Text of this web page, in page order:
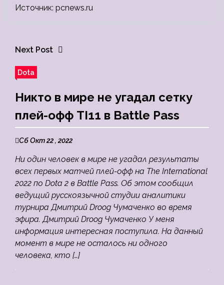
Источник: pcnews.ru
Next Post
Dota
Никто в мире не угадал сетку
плей-офф TI11 в Battle Pass
Сб Окт 22 , 2022
Ни один человек в мире не угадал результаты
всех первых матчей плей-офф на The International
2022 по Dota 2 в Battle Pass. Об этом сообщил
ведущий русскоязычной студии аналитики
турнира Дмитрий Droog Чумаченко во время
эфира. Дмитрий Droog Чумаченко У меня
информация интересная поступила. На данный
момент в мире не осталось ни одного
человека, кто […]